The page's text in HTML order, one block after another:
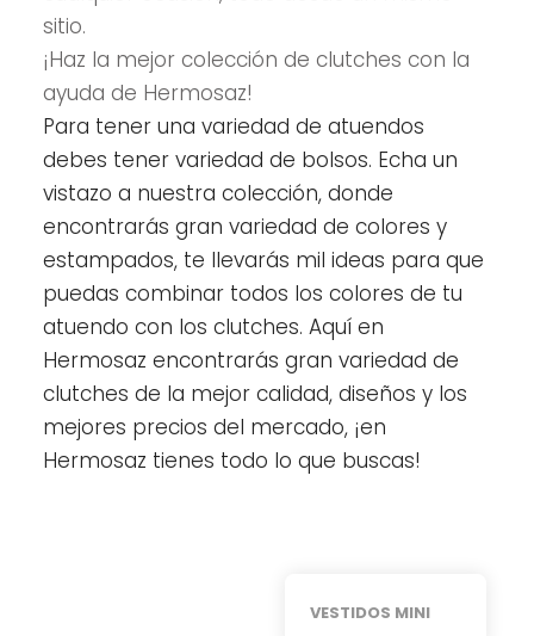
sitio.
¡Haz la mejor colección de clutches con la
ayuda de Hermosaz!
Para tener una variedad de atuendos
debes tener variedad de bolsos. Echa un
vistazo a nuestra colección, donde
encontrarás gran variedad de colores y
estampados, te llevarás mil ideas para que
puedas combinar todos los colores de tu
atuendo con los clutches. Aquí en
Hermosaz encontrarás gran variedad de
clutches de la mejor calidad, diseños y los
mejores precios del mercado, ¡en
Hermosaz tienes todo lo que buscas!
VESTIDOS MINI